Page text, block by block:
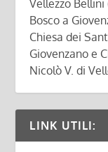
Vellezzo Bellini
Bosco a
Chiesa dei
Giovenzano e
Nicolò V. di
LINK UTILI: